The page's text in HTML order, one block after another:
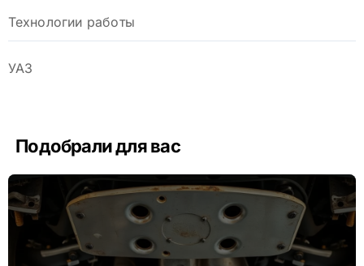
Технологии работы
УАЗ
Подобрали для вас